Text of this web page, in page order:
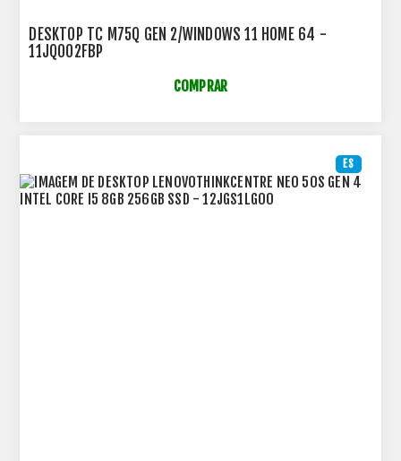
DESKTOP TC M75Q GEN 2/WINDOWS 11 HOME 64 -
11JQ002FBP
COMPRAR
ES